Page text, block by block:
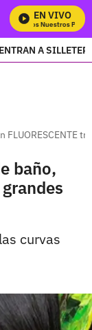
EN VIVO
Mira Todos Nuestros
A
FLUORESCENTE
baño,
curvas